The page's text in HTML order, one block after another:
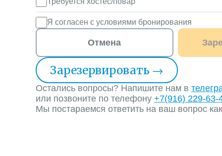
Я согласен с условиями бронирования
Отмена
Зарезервировать →
Остались вопросы? Напишите нам в
или позвоните по телефону +7(916) 229-63-
Мы постараемся ответить на ваш вопрос